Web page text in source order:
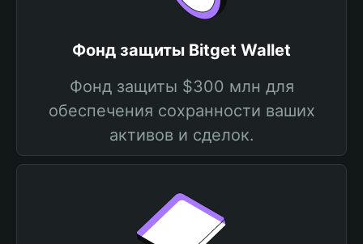
Фонд защиты Bitget Wallet
Фонд защиты $300 млн для
обеспечения сохранности ваших
активов и сделок.